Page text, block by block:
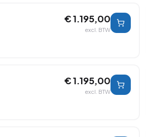
€ 1.195,00
excl. BTW
€ 1.195,00
excl. BTW